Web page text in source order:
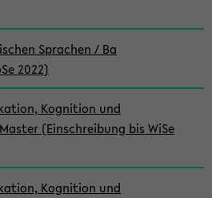
Sprachen / Ba
2022)
Kognition und
(Einschreibung bis WiSe
Kognition und